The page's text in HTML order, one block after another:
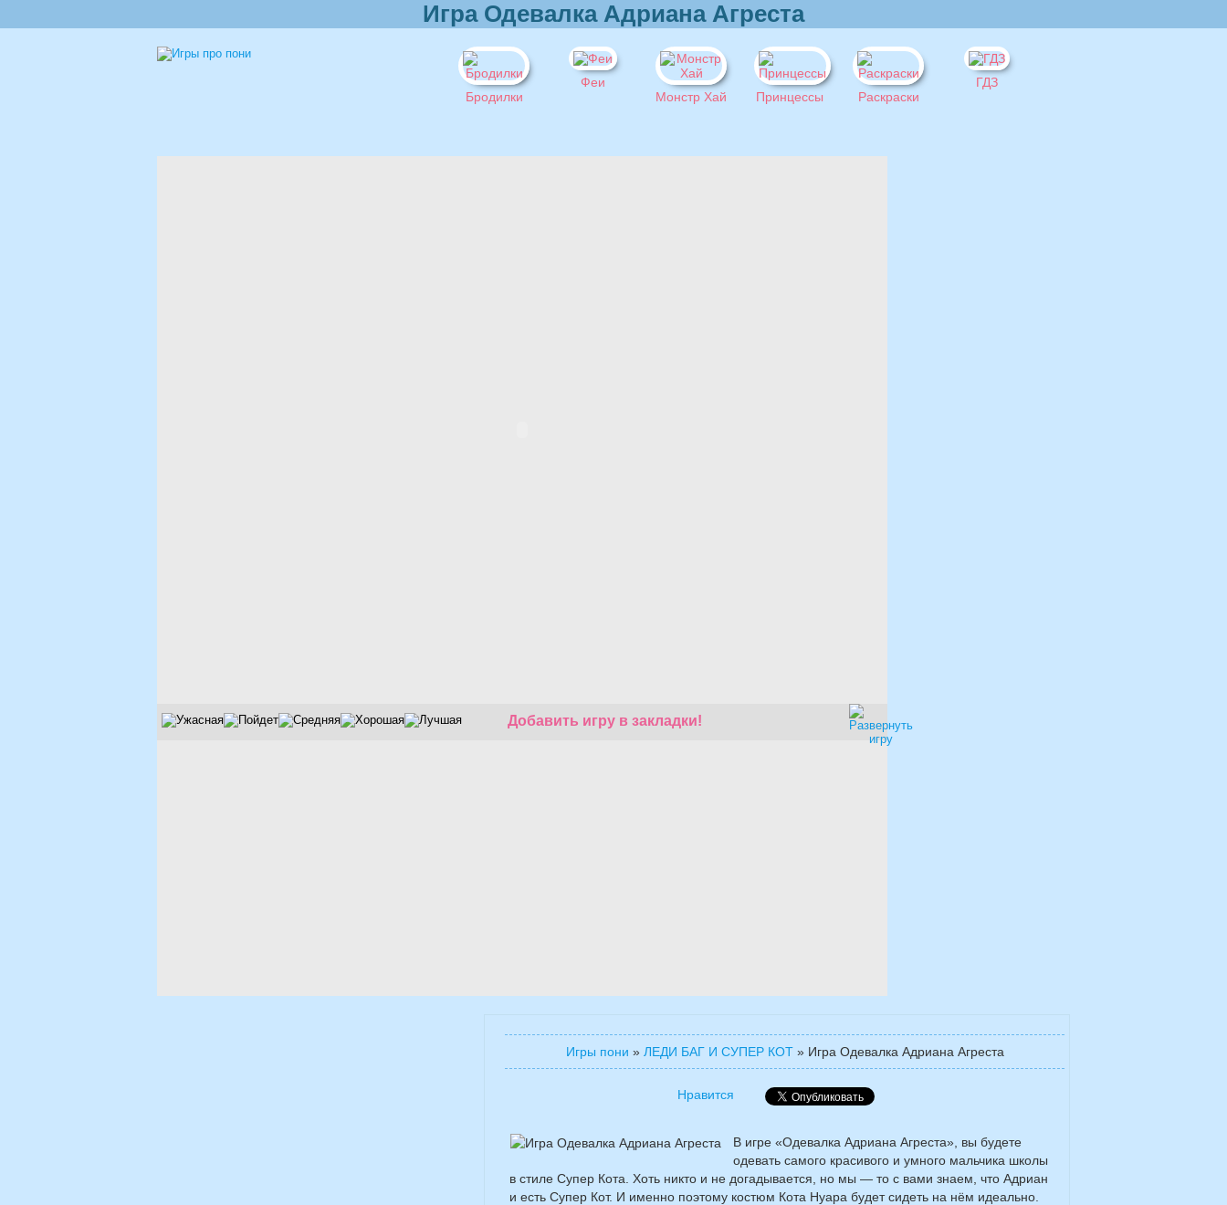
Игра Одевалка Адриана Агреста
Бродилки
Феи
Монстр Хай
Принцессы Раскраски
ГДЗ
Добавить игру в закладки!
Игры пони » ЛЕДИ БАГ И СУПЕР КОТ» Игра Одевалка Адриана Агреста
Нравится
В игре «Одевалка Адриана Агреста», вы будете
одевать самого красивого и умного мальчика школы
в стиле Супер Кота. Хоть никто и не догадывается, но мы — то с вами знаем, что Адриан
и есть Супер Кот. И именно поэтому костюм Кота Нуара будет сидеть на нём идеально.